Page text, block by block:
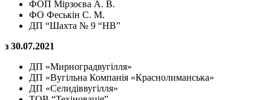
ФОП Мірзоєва А. В.
ФО Феськін С. М.
ДП “Шахта № 9 “НВ”
з 30.07.2021
ДП «Мирноградвугілля»
ДП «Вугільна Компанія «Краснолиманська»
ДП «Селидіввугілля»